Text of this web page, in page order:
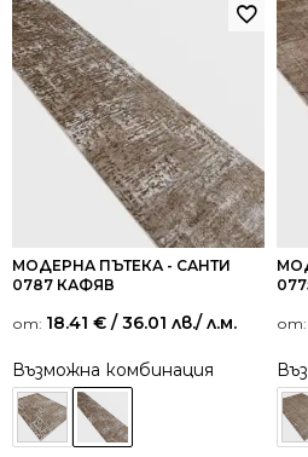
МОДЕРНА ПЪТЕКА - САНТИ
0787 КАФЯВ
от: 18.41 € / 36.01 лв./ л.м.
Възможна комбинация
от: